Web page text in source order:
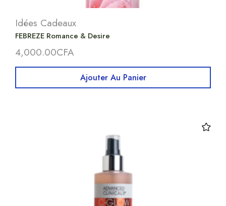
Idées Cadeaux
FEBREZE Romance & Desire
4,000.00CFA
Ajouter Au Panier